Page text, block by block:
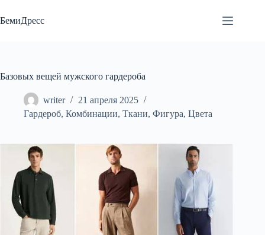
к
сути
БемиДресс
Базовых вещей мужского гардероба
writer
21 апреля 2025
Гардероб, Комбинации, Ткани, Фигура, Цвета